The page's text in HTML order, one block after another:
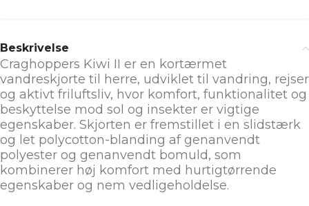
Beskrivelse
Craghoppers Kiwi II er en kortærmet
vandreskjorte til herre, udviklet til vandring, rejser
og aktivt friluftsliv, hvor komfort, funktionalitet og
beskyttelse mod sol og insekter er vigtige
egenskaber. Skjorten er fremstillet i en slidstærk
og let polycotton-blanding af genanvendt
polyester og genanvendt bomuld, som
kombinerer høj komfort med hurtigtørrende
egenskaber og nem vedligeholdelse.